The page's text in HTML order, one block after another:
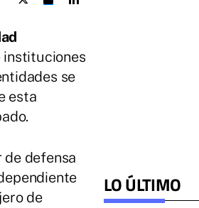
instituciones
se
esta
defensa
de
LO ÚLTIMO